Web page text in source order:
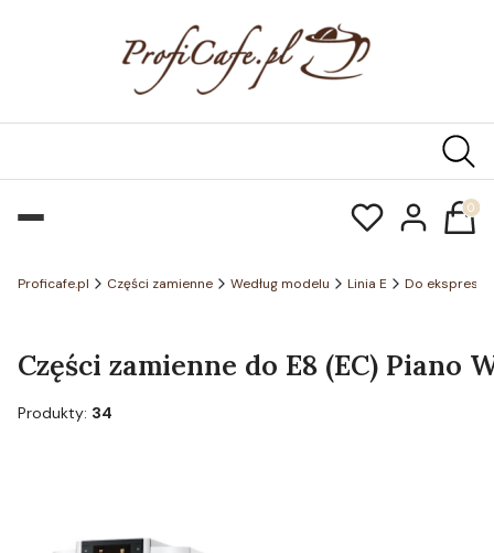
Proficafe.pl Części zamienne Według modelu Linia E Do
Części zamienne do E8 (EC) Piano
Produkty: 34